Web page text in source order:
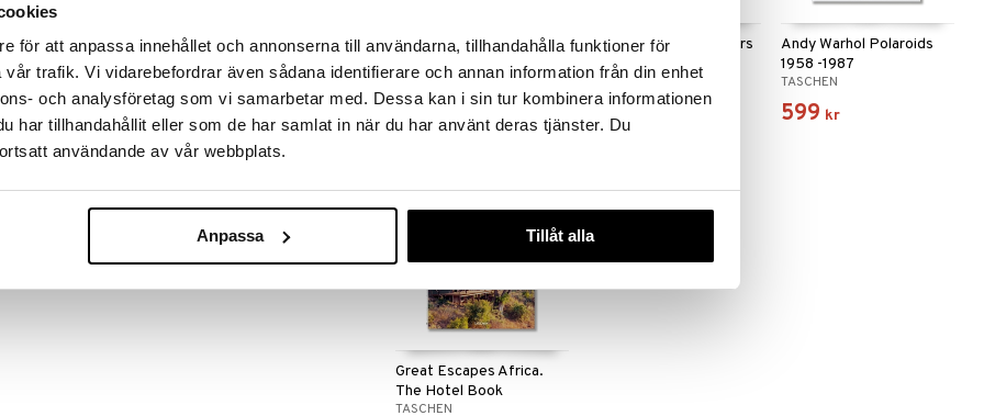
för att anpassa innehållet och annonserna till användarna, tillhandahålla funktioner för
trafik. Vi vidarebefordrar även sådana identifierare och annan information från din enhet
och analysföretag som vi samarbetar med. Dessa kan i sin tur kombinera informationen
har tillhandahållit eller som de har samlat in när du har använt deras tjänster. Du
användande av vår webbplats.
Anpassa Tillåt alla
med 50 av de mest
genom tiderna, från landmärket 1912
2020 McLaren Speedtail. Varje exempel
världens ledande bilfotografer. 512 sidor.
100 Interiors Around the
TASCHEN
319
50 Ultimate Sports Cars
40th Edition
TASCHEN
399
Andy Warhol Polaroids
1958 -1987
TASCHEN
599 kr
Great Escapes Africa.
The Hotel Book
TASCHEN